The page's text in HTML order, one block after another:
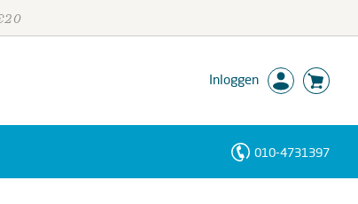
Inloggen
010-4731397